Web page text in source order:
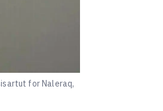
for Naleraq,